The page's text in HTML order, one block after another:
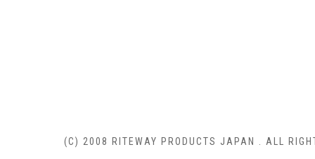
(C) 2008 RITEWAY PRODUCTS JAPAN . ALL